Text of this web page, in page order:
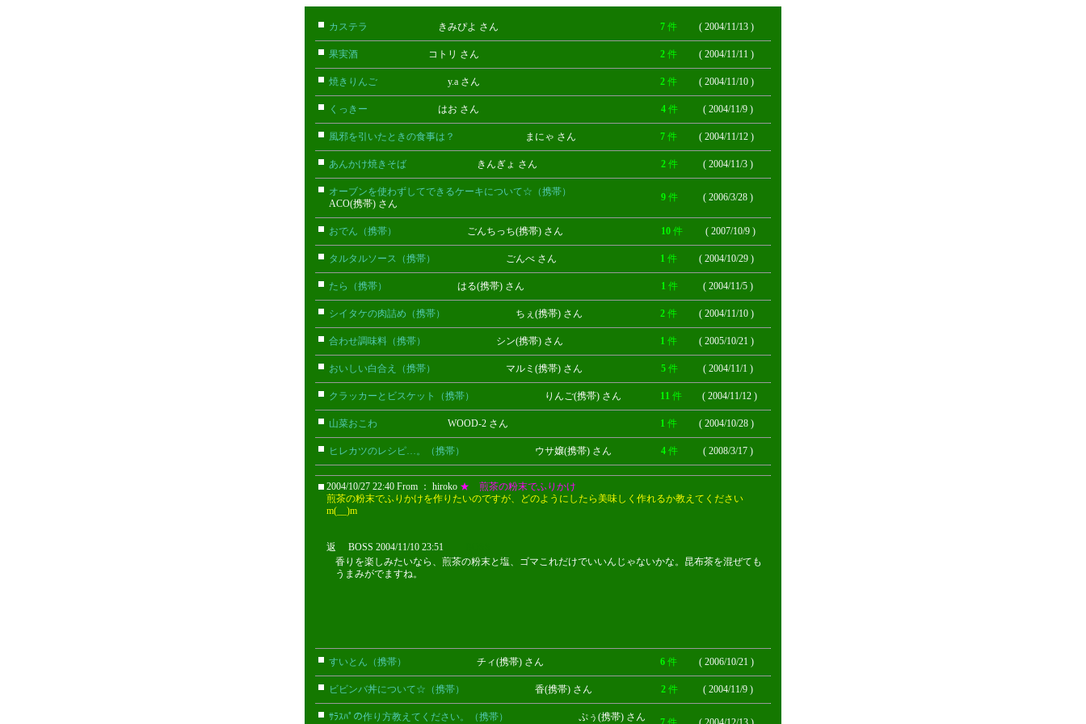
カステラ きみぴよ さん 7件 ( 2004/11/13 )
果実酒 コトリ さん 2件 ( 2004/11/11 )
焼きりんご y.a さん 2件 ( 2004/11/10 )
くっきー はお さん 4 件 ( 2004/11/9 )
風邪を引いたときの食事は？ まにゃ さん 7件 ( 2004/11/12 )
あんかけ焼きそば きんぎょ さん 2 件 ( 2004/11/3 )
オーブンを使わずしてできるケーキについて☆（携帯）
ACO(携帯) さん
9 件 ( 2006/3/28 )
おでん（携帯） ごんちっち(携帯) さん 10 件 ( 2007/10/9 )
タルタルソース（携帯） ごんべ さん 1件 ( 2004/10/29 )
たら（携帯） はる(携帯) さん 1 件 ( 2004/11/5 )
シイタケの肉詰め（携帯） ちぇ(携帯) さん 2件 ( 2004/11/10 )
合わせ調味料（携帯） シン(携帯) さん 1件 ( 2005/10/21 )
おいしい白合え（携帯） マルミ(携帯) さん 5 件 ( 2004/11/1 )
クラッカーとビスケット（携帯） りんご(携帯) さん 11 件 ( 2004/11/12 )
山菜おこわ WOOD-2 さん 1件 ( 2004/10/28 )
ヒレカツのレシピ…。（携帯） ウサ嬢(携帯) さん 4 件 ( 2008/3/17 )
2004/10/27 22:40 From ： hiroko ★ 煎茶の粉末でふりかけ
煎茶の粉末でふりかけを作りたいのですが、どのようにしたら美味しく作れるか教えてください
m(__)m
返 BOSS 2004/11/10 23:51
香りを楽しみたいなら、煎茶の粉末と塩、ゴマこれだけでいいんじゃないかな。昆布茶を混ぜても
うまみがでますね。
すいとん（携帯） チィ(携帯) さん 6件 ( 2006/10/21 )
ビビンバ丼について☆（携帯） 香(携帯) さん 2 件 ( 2004/11/9 )
ｻﾗｽﾊﾟの作り方教えてください。（携帯） ぷぅ(携帯) さん